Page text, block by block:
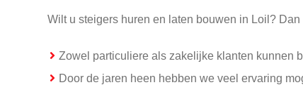
Wilt u steigers huren en laten bouwen in Loil?
Zowel particuliere als zakelijke klanten kunnen
Door de jaren heen hebben we veel ervaring